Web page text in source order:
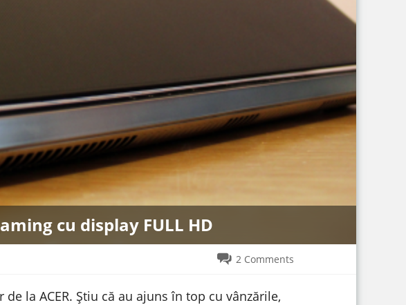
cu display FULL HD
2 Comments
la ACER. Știu că au ajuns în top cu vânzările,